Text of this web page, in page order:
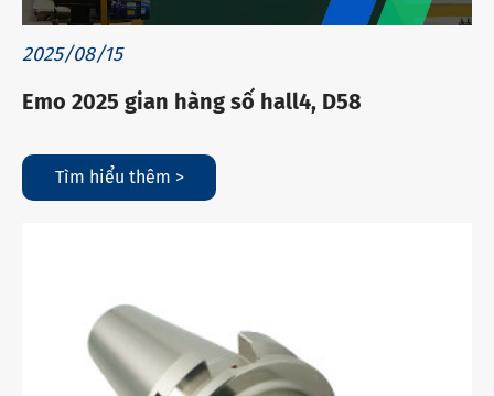
2025/08/15
Emo 2025 gian hàng số hall4, D58
Tìm hiểu thêm >